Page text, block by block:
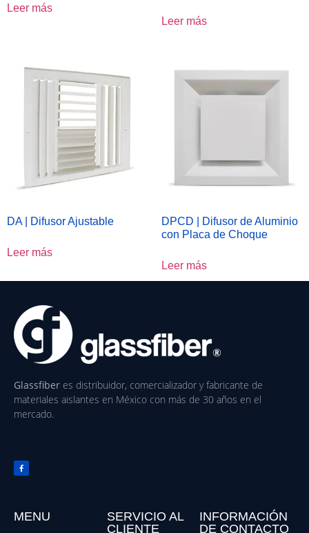
Leer más
Leer más
DA | Difusor Ajustable
Leer más
DPCD | Difusor de Aluminio
con Placa de Choque
Leer más
Glassfiber es distribuidor, comercializador y fabricante de
materiales aislantes en México con más de 30 años en el
mercado.
MENU
SERVICIO AL
CLIENTE
INFORMACIÓN
DE CONTACTO